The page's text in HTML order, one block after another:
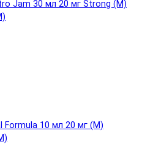
Jam 30 мл 20 мг Strong (М)
Formula 10 мл 20 мг (М)